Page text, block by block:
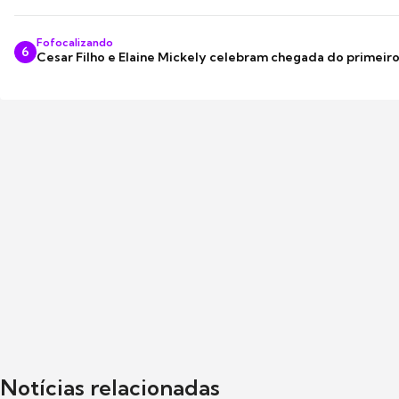
6
Fofocalizando
Cesar Filho e Elaine Mickely celebram chegada do
Notícias relacionadas